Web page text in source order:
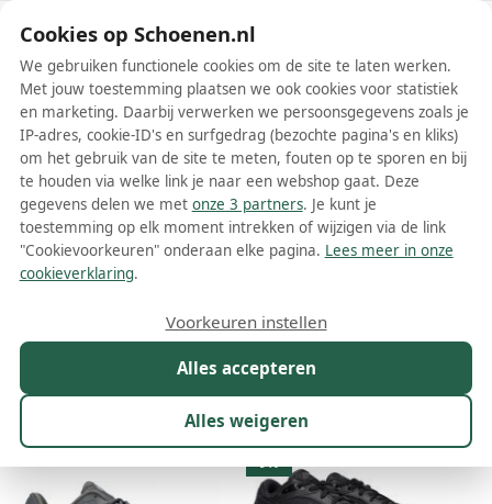
Schoenen.nl
Wis filters Alle filters
Grijze Nike lage sneakers
Meer lezen
Model Kleur
473 resultaten:
9%
Cookies op Schoenen.nl
We gebruiken functionele cookies om de site te laten werken.
Met jouw toestemming plaatsen we ook cookies voor statistiek
en marketing. Daarbij verwerken we persoonsgegevens zoals je
IP-adres, cookie-ID's en surfgedrag (bezochte pagina's en kliks)
om het gebruik van de site te meten, fouten op te sporen en bij
te houden via welke link je naar een webshop gaat. Deze
gegevens delen we met onze 3 partners. Je kunt je
toestemming op elk moment intrekken of wijzigen via de link
"Cookievoorkeuren" onderaan elke pagina. Lees meer in onze
cookieverklaring.
Alles accepteren
Alles weigeren
Voorkeuren instellen